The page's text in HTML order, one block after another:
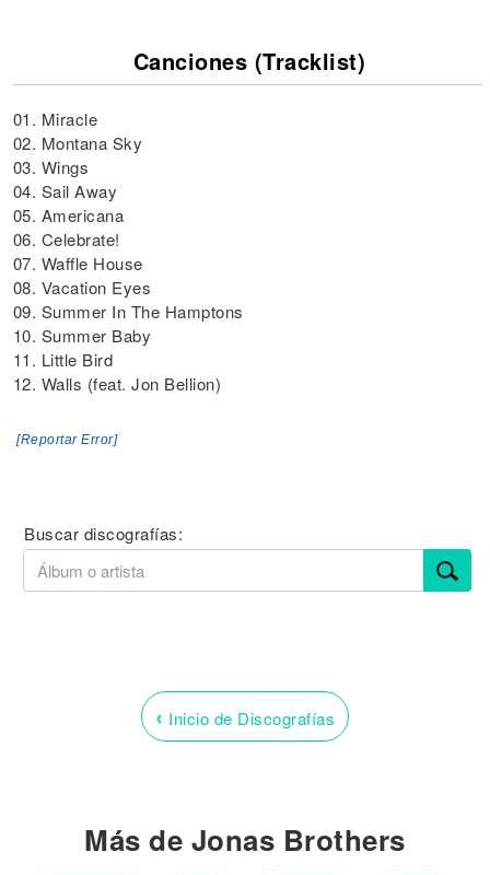
Canciones (Tracklist)
01. Miracle
02. Montana Sky
03. Wings
04. Sail Away
05. Americana
06. Celebrate!
07. Waffle House
08. Vacation Eyes
09. Summer In The Hamptons
10. Summer Baby
11. Little Bird
12. Walls (feat. Jon Bellion)
[Reportar Error]
Buscar discografías:
‹ Inicio de Discografías
Más de Jonas Brothers